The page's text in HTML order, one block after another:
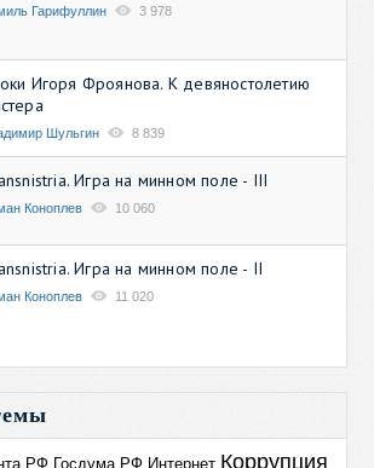
Гарифуллин 3 978
Игоря Фроянова. К девяностолетию
Шульгин 8 839
Игра на минном поле - III
Коноплев 10 060
Игра на минном поле - II
Коноплев 11 020
РФ Госдума РФ Интернет Коррупция